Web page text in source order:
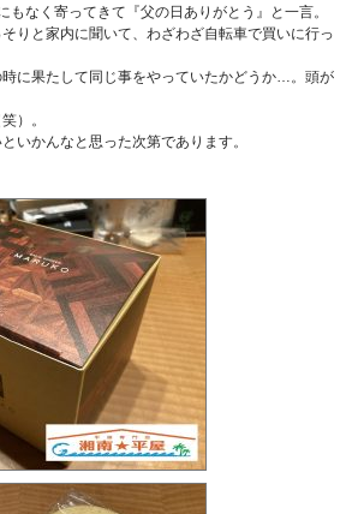
もなく寄ってきて『父の日ありがとう』と一言。
りと家内に聞いて、わざわざ自転車で買いに行っ
に果たして同じ事をやっていたかどうか…。頭が
）。
いかんなと思った次第であります。